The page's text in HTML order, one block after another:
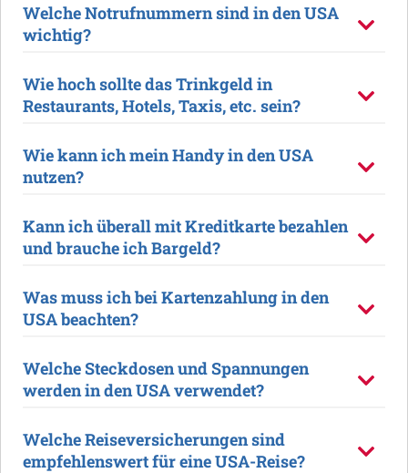
Welche Notrufnummern sind in den USA
wichtig?
Wie hoch sollte das Trinkgeld in
Restaurants, Hotels, Taxis, etc. sein?
Wie kann ich mein Handy in den USA
nutzen?
Kann ich überall mit Kreditkarte bezahlen
und brauche ich Bargeld?
Was muss ich bei Kartenzahlung in den
USA beachten?
Welche Steckdosen und Spannungen
werden in den USA verwendet?
Welche Reiseversicherungen sind
empfehlenswert für eine USA-Reise?